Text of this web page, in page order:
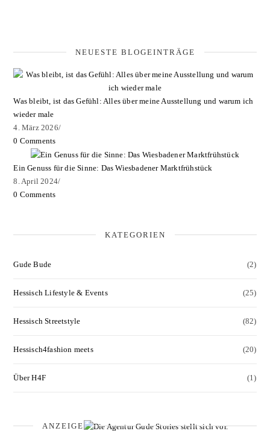
NEUESTE BLOGEINTRÄGE
Was bleibt, ist das Gefühl: Alles über meine Ausstellung und warum ich
wieder male
4. März 2026/
0 Comments
Ein Genuss für die Sinne: Das Wiesbadener Marktfrühstück
8. April 2024/
0 Comments
KATEGORIEN
Gude Bude (2)
Hessisch Lifestyle & Events (25)
Hessisch Streetstyle (82)
Hessisch4fashion meets (20)
Über H4F (1)
ANZEIGE